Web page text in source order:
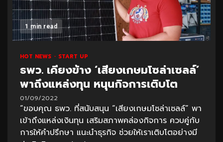
1 min read
HOT NEWS START UP
ธพว. เคียงข้าง ‘เสียงเกษมโซล่าเซลล์’
พาถึงแหล่งทุน หนุนกิจการเติบโต
01/09/2022
“ขอบคุณ ธพว. ที่สนับสนุน “เสียงเกษมโซล่าเซลล์” พา
เข้าถึงแหล่งเงินทุน เสริมสภาพคล่องกิจการ ควบคู่กับ
การให้คำปรึกษา แนะนำธุรกิจ ช่วยให้เราเติบโตอย่างมี